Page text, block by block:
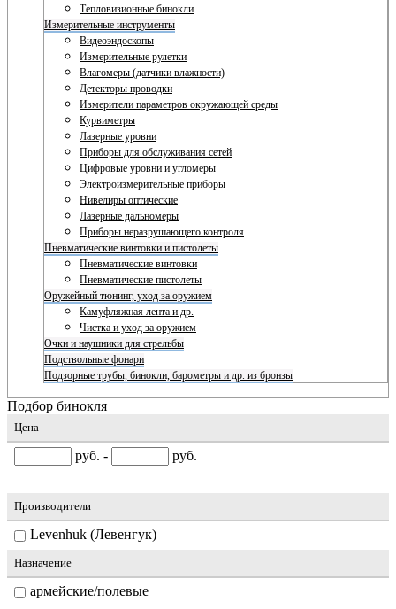
Тепловизионные бинокли
Измерительные инструменты
Видеоэндоскопы
Измерительные рулетки
Влагомеры (датчики влажности)
Детекторы проводки
Измерители параметров окружающей среды
Курвиметры
Лазерные уровни
Приборы для обслуживания сетей
Цифровые уровни и угломеры
Электроизмерительные приборы
Нивелиры оптические
Лазерные дальномеры
Приборы неразрушающего контроля
Пневматические винтовки и пистолеты
Пневматические винтовки
Пневматические пистолеты
Оружейный тюнинг, уход за оружием
Камуфляжная лента и др.
Чистка и уход за оружием
Очки и наушники для стрельбы
Подствольные фонари
Подзорные трубы, бинокли, барометры и др. из бронзы
Подбор бинокля
Цена
руб. - руб.
Производители
Levenhuk (Левенгук)
Назначение
армейские/полевые